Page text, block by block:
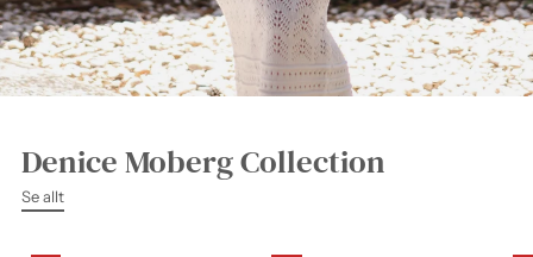
Denice Moberg Collection
Se allt